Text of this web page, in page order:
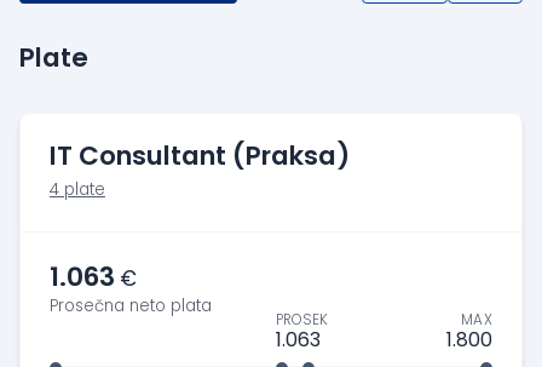
Plate
IT Consultant (Praksa)
4 plate
1.063 €
Prosečna neto plata
PROSEK
1.063
MAX
1.800